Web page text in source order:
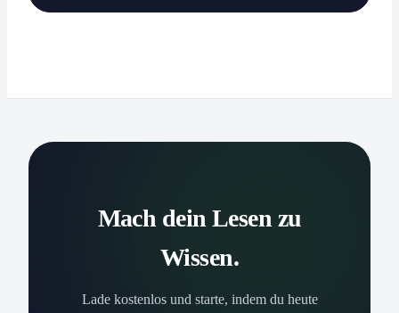
Mach dein Lesen zu
Wissen.
Lade kostenlos und starte, indem du heute